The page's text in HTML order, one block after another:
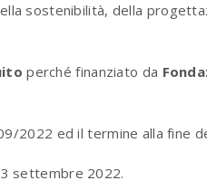
sostenibilità, della
perché finanziato da
2022 ed il termine alla fine
settembre 2022.